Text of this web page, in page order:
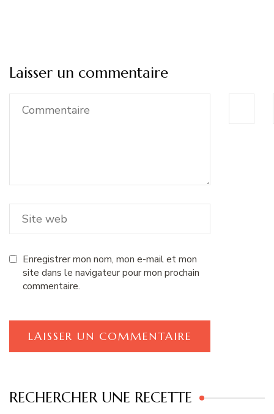
Laisser un commentaire
Enregistrer mon nom, mon e-mail et mon
site dans le navigateur pour mon prochain
commentaire.
RECHERCHER UNE RECETTE